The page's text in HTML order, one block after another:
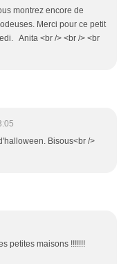
montrez encore de
Merci pour ce petit
Anita <br /> <br /> <br
Bisous<br />
petites maisons !!!!!!!